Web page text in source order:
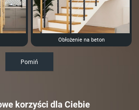
Obłożenie na beton
Pomiń
korzyści dla Ciebie